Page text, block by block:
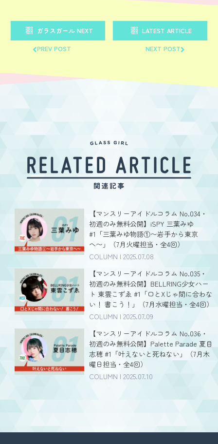
ガラスガール NEXT
LATEST ARTICLE
PREV POST
NEXT POST
【マンスリーアイドルコラム No.034・
初週のみ無料公開】iSPY 三葉みゆ
#1「三葉みゆ物語①〜岩手から東京
へ〜」（7月火曜担当・全4回）
COLUMN | 2025.07.08
【マンスリーアイドルコラム No.035・
初週のみ無料公開】BELLRING少女ハー
ト 東雲こずゑ #1「口とXじゃ間に合わな
い！ 書こう！」（7月水曜担当・全4回）
COLUMN | 2025.07.09
【マンスリーアイドルコラム No.036・
初週のみ無料公開】Palette Parade 夏目
志穂 #1「叶えないと死ねない」（7月木
曜日担当・全4回）
COLUMN | 2025.07.10